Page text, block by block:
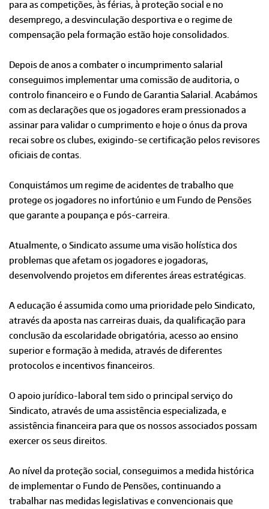
para as competições, às férias, à proteção social e no
desemprego, a desvinculação desportiva e o regime de
compensação pela formação estão hoje consolidados.
Depois de anos a combater o incumprimento salarial
conseguimos implementar uma comissão de auditoria, o
controlo financeiro e o Fundo de Garantia Salarial. Acabámos
com as declarações que os jogadores eram pressionados a
assinar para validar o cumprimento e hoje o ónus da prova
recai sobre os clubes, exigindo-se certificação pelos revisores
oficiais de contas.
Conquistámos um regime de acidentes de trabalho que
protege os jogadores no infortúnio e um Fundo de Pensões
que garante a poupança e pós-carreira.
Atualmente, o Sindicato assume uma visão holística dos
problemas que afetam os jogadores e jogadoras,
desenvolvendo projetos em diferentes áreas estratégicas.
A educação é assumida como uma prioridade pelo Sindicato,
através da aposta nas carreiras duais, da qualificação para
conclusão da escolaridade obrigatória, acesso ao ensino
superior e formação à medida, através de diferentes
protocolos e incentivos financeiros.
O apoio jurídico-laboral tem sido o principal serviço do
Sindicato, através de uma assistência especializada, e
assistência financeira para que os nossos associados possam
exercer os seus direitos.
Ao nível da proteção social, conseguimos a medida histórica
de implementar o Fundo de Pensões, continuando a
trabalhar nas medidas legislativas e convencionais que